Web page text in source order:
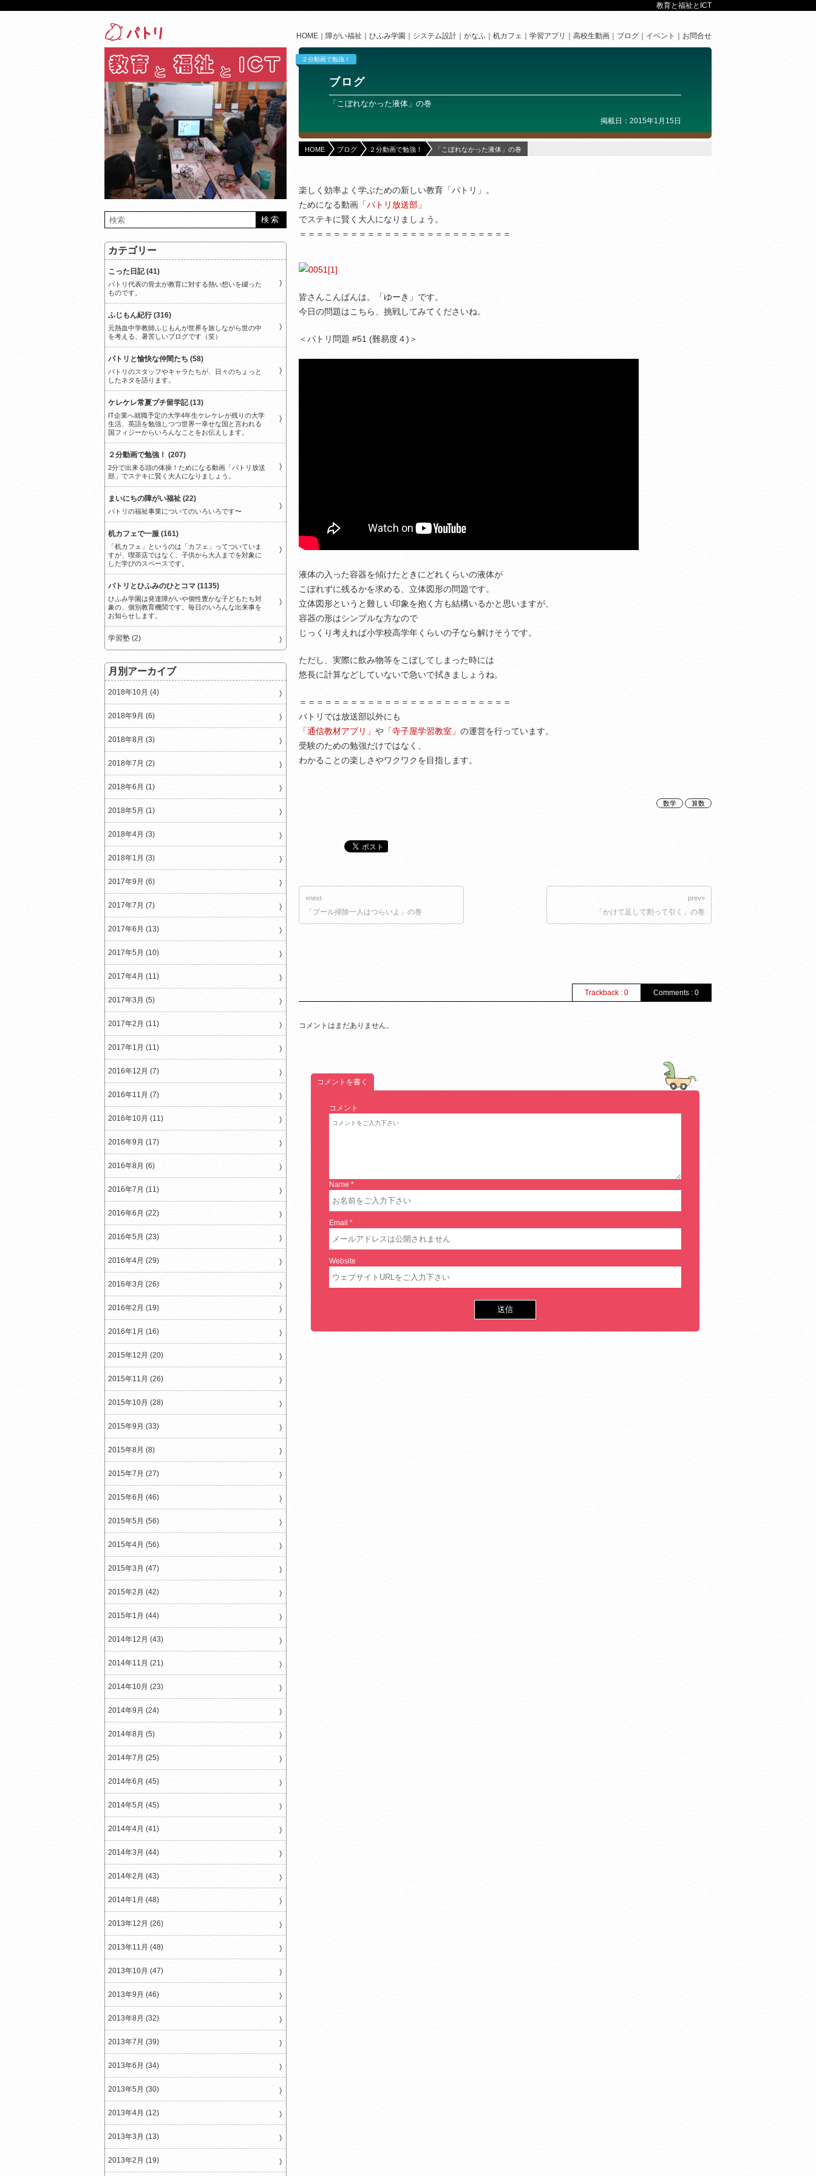
教育と福祉とICT
HOME 障がい福祉 ひふみ学園 システム設計 かなふ 机カフェ 学習アプリ 高校生動画 ブログ イベント お問合せ
２分動画で勉強！
ブログ
「こぼれなかった液体」の巻
掲載日：2015年1月15日
HOME ブログ ２分動画で勉強！ 「こぼれなかった液体」の巻
楽しく効率よく学ぶための新しい教育「パトリ」。
ためになる動画 「パトリ放送部」
でステキに賢く大人になりましょう。
＝＝＝＝＝＝＝＝＝＝＝＝＝＝＝＝＝＝＝＝＝＝＝＝＝
皆さんこんばんは。「ゆーき」です。
今日の問題はこちら、挑戦してみてくださいね。
＜パトリ問題 #51 (難易度４)＞
液体の入った容器を傾けたときにどれくらいの液体が
こぼれずに残るかを求める、立体図形の問題です。
立体図形というと難しい印象を抱く方も結構いるかと思いますが、
容器の形はシンプルな方なので
じっくり考えれば小学校高学年くらいの子なら解けそうです。
ただし、実際に飲み物等をこぼしてしまった時には
悠長に計算などしていないで急いで拭きましょうね。
＝＝＝＝＝＝＝＝＝＝＝＝＝＝＝＝＝＝＝＝＝＝＝＝＝
パトリでは放送部以外にも
「通信教材アプリ」 や 「寺子屋学習教室」 の運営を行っています。
受験のための勉強だけではなく、
わかることの楽しさやワクワクを目指します。
数学 算数
«next
「プール掃除一人はつらいよ」の巻
prev»
「かけて足して割って引く」の巻
Comments : 0
Trackback : 0
コメントはまだありません。
コメントを書く
コメント
Name *
Email *
Website
カテゴリー
こった日記 (41)
パトリ代表の骨太が教育に対する熱い想いを綴った
ものです。
ふじもん紀行 (316)
元熱血中学教師ふじもんが世界を旅しながら世の中
を考える、暑苦しいブログです（笑）
パトリと愉快な仲間たち (58)
パトリのスタッフやキャラたちが、日々のちょっと
したネタを語ります。
ケレケレ常夏プチ留学記 (13)
IT企業へ就職予定の大学4年生ケレケレが残りの大学
生活、英語を勉強しつつ世界一幸せな国と言われる
国フィジーからいろんなことをお伝えします。
２分動画で勉強！ (207)
2分で出来る頭の体操！ためになる動画「パトリ放送
部」でステキに賢く大人になりましょう。
まいにちの障がい福祉 (22)
パトリの福祉事業についてのいろいろです〜
机カフェで一服 (161)
「机カフェ」というのは「カフェ」ってついていま
すが、喫茶店ではなく、子供から大人までを対象に
した学びのスペースです。
パトリとひふみのひとコマ (1135)
ひふみ学園は発達障がいや個性豊かな子どもたち対
象の、個別教育機関です。毎日のいろんな出来事を
お知らせします。
学習塾 (2)
月別アーカイブ
2018年10月 (4)
2018年9月 (6)
2018年8月 (3)
2018年7月 (2)
2018年6月 (1)
2018年5月 (1)
2018年4月 (3)
2018年1月 (3)
2017年9月 (6)
2017年7月 (7)
2017年6月 (13)
2017年5月 (10)
2017年4月 (11)
2017年3月 (5)
2017年2月 (11)
2017年1月 (11)
2016年12月 (7)
2016年11月 (7)
2016年10月 (11)
2016年9月 (17)
2016年8月 (6)
2016年7月 (11)
2016年6月 (22)
2016年5月 (23)
2016年4月 (29)
2016年3月 (26)
2016年2月 (19)
2016年1月 (16)
2015年12月 (20)
2015年11月 (26)
2015年10月 (28)
2015年9月 (33)
2015年8月 (8)
2015年7月 (27)
2015年6月 (46)
2015年5月 (56)
2015年4月 (56)
2015年3月 (47)
2015年2月 (42)
2015年1月 (44)
2014年12月 (43)
2014年11月 (21)
2014年10月 (23)
2014年9月 (24)
2014年8月 (5)
2014年7月 (25)
2014年6月 (45)
2014年5月 (45)
2014年4月 (41)
2014年3月 (44)
2014年2月 (43)
2014年1月 (48)
2013年12月 (26)
2013年11月 (48)
2013年10月 (47)
2013年9月 (46)
2013年8月 (32)
2013年7月 (39)
2013年6月 (34)
2013年5月 (30)
2013年4月 (12)
2013年3月 (13)
2013年2月 (19)